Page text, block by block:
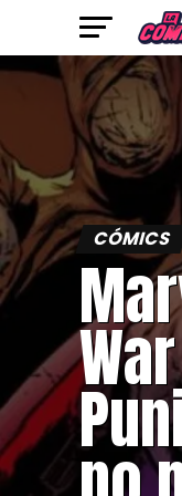
CÓMICS